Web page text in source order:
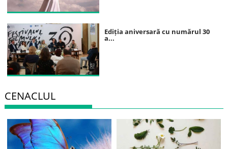
Ediția aniversară cu numărul 30
a...
CENACLUL